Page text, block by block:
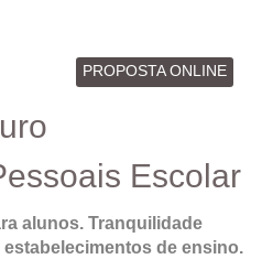
PROPOSTA ONLINE
Escolar
alunos. Tranquilidade
de ensino.